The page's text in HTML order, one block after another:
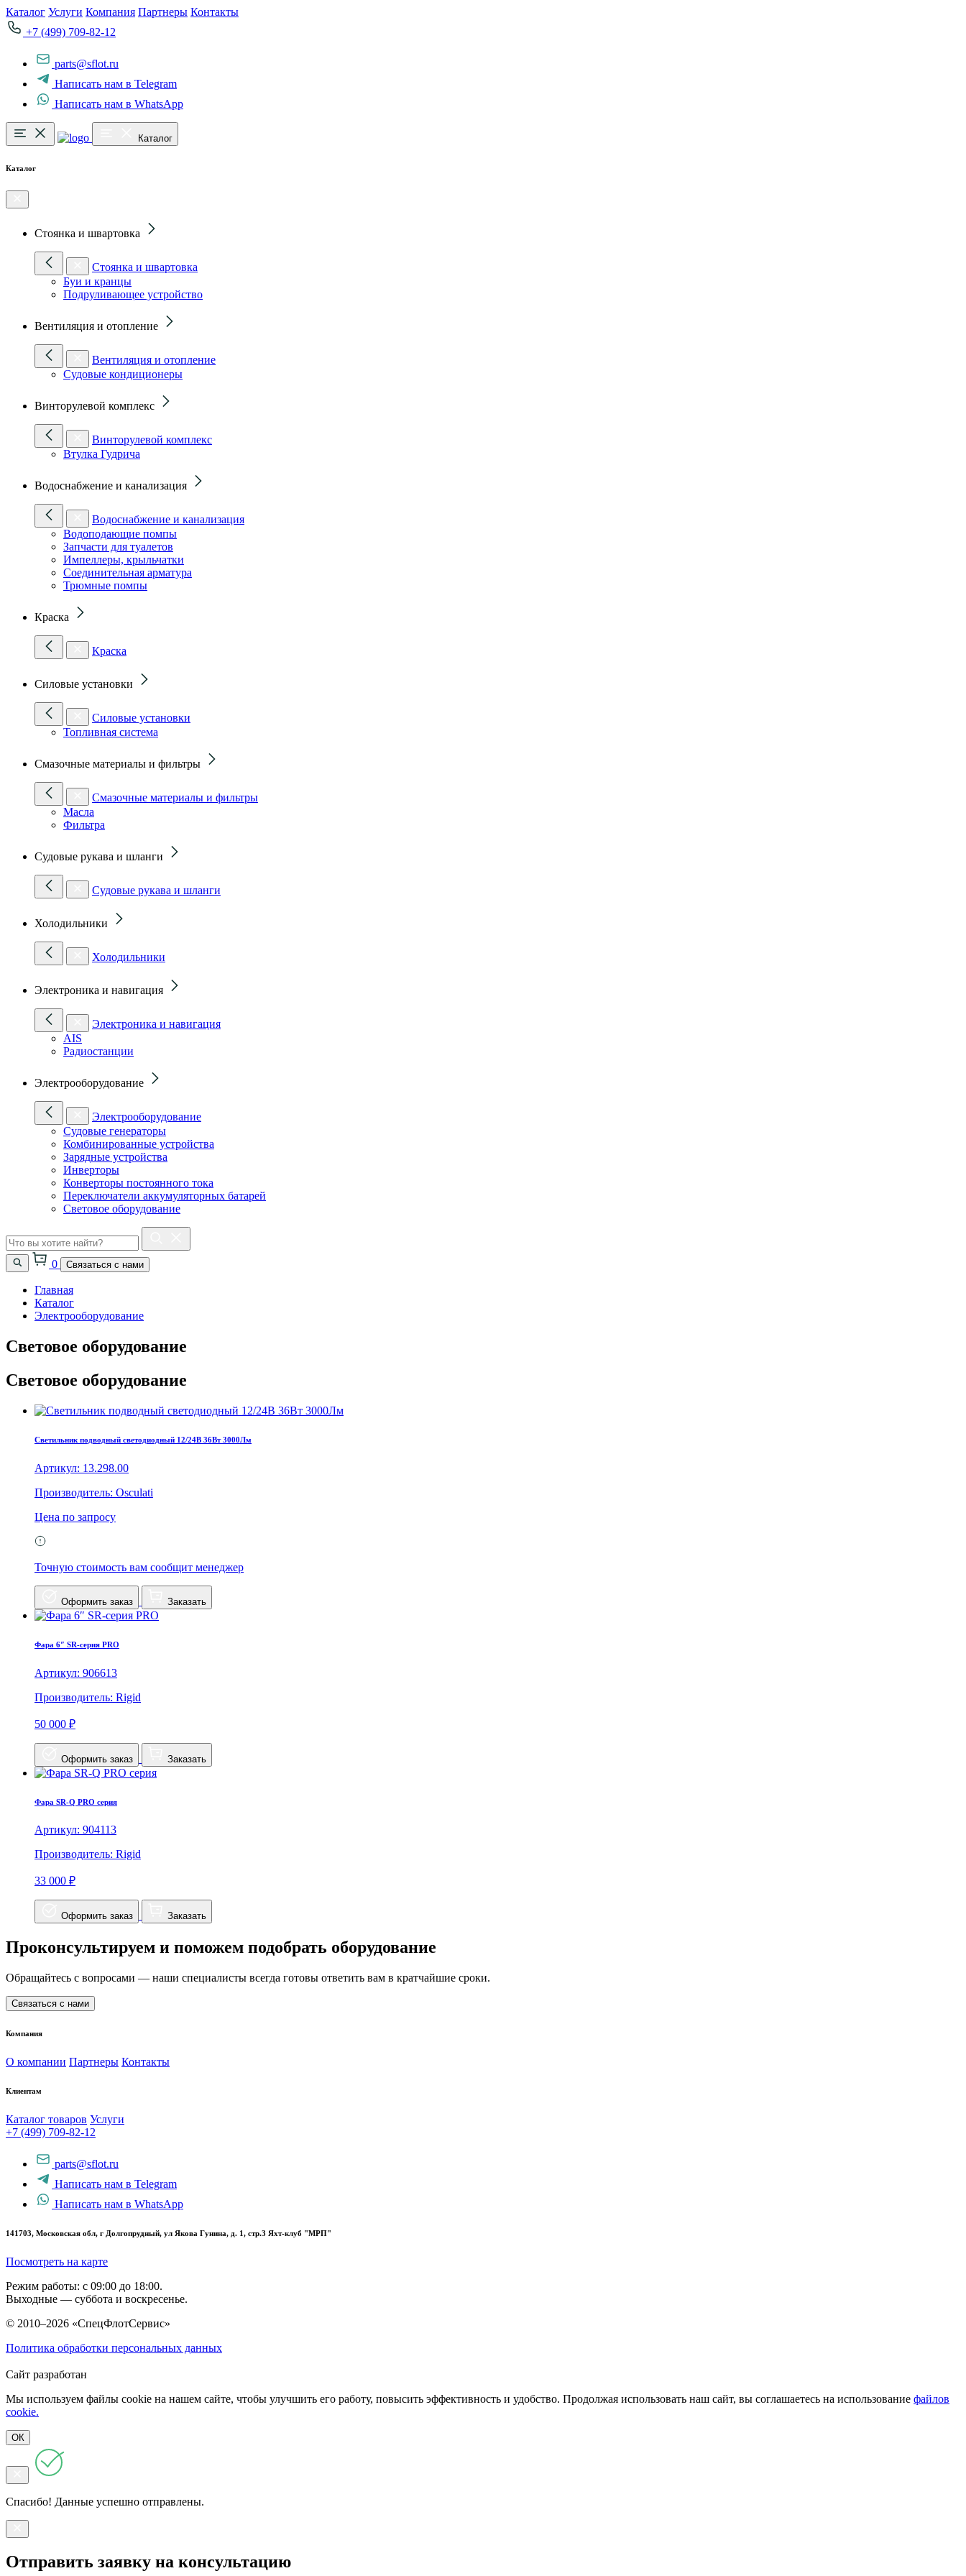
Каталог Услуги Компания Партнеры Контакты
+7 (499) 709-82-12
parts@sflot.ru
Написать нам в Telegram
Написать нам в WhatsApp
Каталог
Каталог
Стоянка и швартовка
Стоянка и швартовка
Буи и кранцы
Подруливающее устройство
Вентиляция и отопление
Вентиляция и отопление
Судовые кондиционеры
Винторулевой комплекс
Винторулевой комплекс
Втулка Гудрича
Водоснабжение и канализация
Водоснабжение и канализация
Водоподающие помпы
Запчасти для туалетов
Импеллеры, крыльчатки
Соединительная арматура
Трюмные помпы
Краска
Краска
Силовые установки
Силовые установки
Топливная система
Смазочные материалы и фильтры
Смазочные материалы и фильтры
Масла
Фильтра
Судовые рукава и шланги
Судовые рукава и шланги
Холодильники
Холодильники
Электроника и навигация
Электроника и навигация
AIS
Радиостанции
Электрооборудование
Электрооборудование
Судовые генераторы
Комбинированные устройства
Зарядные устройства
Инверторы
Конверторы постоянного тока
Переключатели аккумуляторных батарей
Световое оборудование
0 Связаться с нами
Главная
Каталог
Электрооборудование
Световое оборудование
Световое оборудование
Светильник подводный светодиодный 12/24В 36Вт 3000Лм
Артикул: 13.298.00
Производитель: Osculati
Цена по запросу
Точную стоимость вам сообщит менеджер
Оформить заказ Заказать
Фара 6″ SR-серия PRO
Артикул: 906613
Производитель: Rigid
50 000 ₽
Оформить заказ Заказать
Фара SR-Q PRO серия
Артикул: 904113
Производитель: Rigid
33 000 ₽
Оформить заказ Заказать
Проконсультируем и поможем подобрать оборудование
Обращайтесь с вопросами — наши специалисты всегда готовы ответить вам в кратчайшие сроки.
Связаться с нами
Компания
О компании Партнеры Контакты
Клиентам
Каталог товаров Услуги
+7 (499) 709-82-12
parts@sflot.ru
Написать нам в Telegram
Написать нам в WhatsApp
141703, Московская обл, г Долгопрудный, ул Якова Гунина, д. 1, стр.3 Яхт-клуб "МРП"
Посмотреть на карте
Режим работы: с 09:00 до 18:00.
Выходные — суббота и воскресенье.
© 2010–2026 «СпецФлотСервис»
Политика обработки персональных данных
Сайт разработан
Мы используем файлы cookie на нашем сайте, чтобы улучшить его работу, повысить эффективность и удобство. Продолжая использовать наш сайт, вы соглашаетесь на использование файлов
cookie.
ОК
Спасибо! Данные успешно отправлены.
Отправить заявку на консультацию